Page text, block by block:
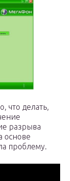
что делать,
разрыва
основе
проблему.